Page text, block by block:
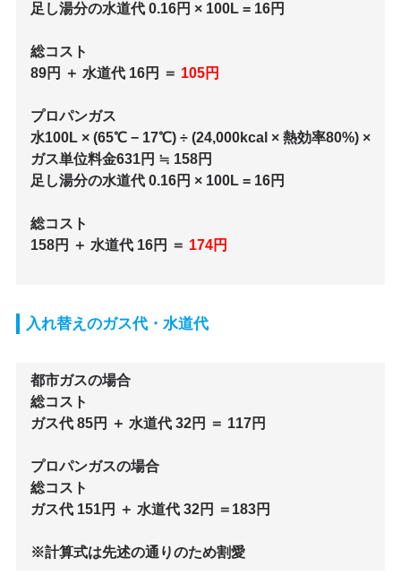
足し湯分の水道代 0.16円 × 100L = 16円
総コスト
89円 ＋ 水道代 16円 ＝ 105円
プロパンガス
水100L × (65℃ − 17℃) ÷ (24,000kcal × 熱効率80%) ×
ガス単位料金631円 ≒ 158円
足し湯分の水道代 0.16円 × 100L = 16円
総コスト
158円 ＋ 水道代 16円 ＝ 174円
入れ替えのガス代・水道代
都市ガスの場合
総コスト
ガス代 85円 ＋ 水道代 32円 ＝ 117円
プロパンガスの場合
総コスト
ガス代 151円 ＋ 水道代 32円 ＝183円
※計算式は先述の通りのため割愛